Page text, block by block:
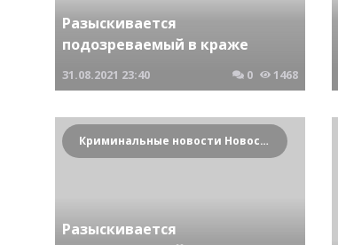
Разыскивается
подозреваемый в краже
31.08.2021 23:40 0 1468
Криминальные новости Новосибирска и Сибирского региона
Разыскивается